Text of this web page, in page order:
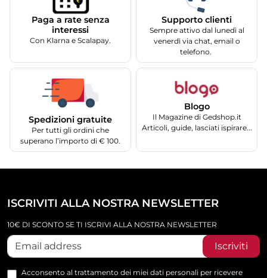
Paga a rate senza
interessi
Con Klarna e Scalapay.
Supporto clienti
Sempre attivo dal lunedì al
venerdì via chat, email o
telefono.
Spedizioni gratuite
Per tutti gli ordini che
superano l’importo di € 100.
Blogo
Il Magazine di Gedshop.it
Articoli, guide, lasciati ispirare...
ISCRIVITI ALLA NOSTRA NEWSLETTER
10€ DI SCONTO SE TI ISCRIVI ALLA NOSTRA NEWSLETTER
Iscriviti
Acconsento al trattamento dei miei dati personali per ricevere